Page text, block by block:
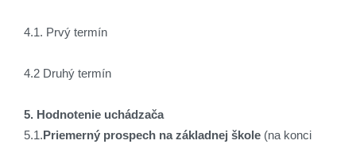
4.1. Prvý termín
4.2 Druhý termín
5. Hodnotenie uchádzača
5.1.Priemerný prospech na základnej škole (na konci